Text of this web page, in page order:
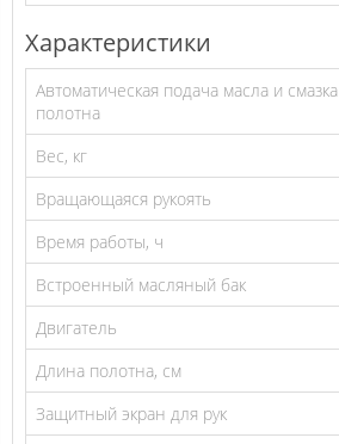
Характеристики
Автоматическая подача масла и смазка
полотна
Вес, кг
Вращающаяся рукоять
Время работы, ч
Встроенный масляный бак
Двигатель
Длина полотна, см
Защитный экран для рук